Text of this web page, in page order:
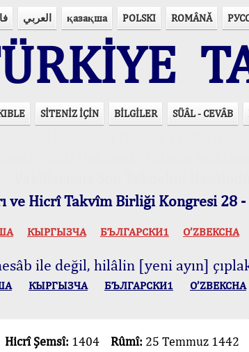
العربي қазақша POLSKI ROMÂNĂ
SİTENİZ İÇİN BİLGİLER SÜÂL - CEVÂB
ve Hicrî Takvîm Birliği Kongresi 28
КЫPГЫЗЧA БЪЛГАРСКИ1 O’ZBEKCHA
ile değil, hilâlin [yeni ayın]
КЫPГЫЗЧA БЪЛГАРСКИ1 O’ZBEKCHA
Hicrî Şemsî: 1404 Rûmî: 25 Temmuz 1442